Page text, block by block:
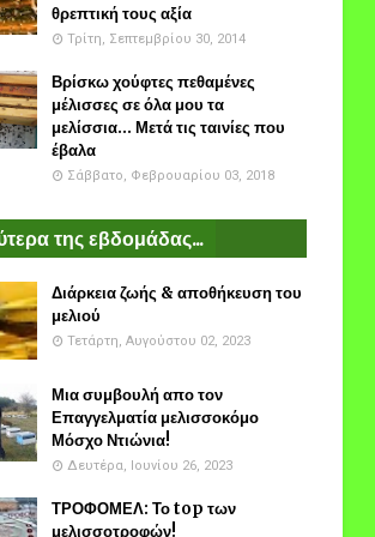
θρεπτική τους αξία
Τρίτη, Σεπτεμβρίου 30, 2014
Βρίσκω χούφτες πεθαμένες
μέλισσες σε όλα μου τα
μελίσσια... Μετά τις ταινίες που
έβαλα
Σάββατο, Φεβρουαρίου 03, 2018
της εβδομάδας...
Διάρκεια ζωής & αποθήκευση του
μελιού
Τετάρτη, Αυγούστου 02, 2023
Μια συμβουλή απο τον
Επαγγελματία μελισσοκόμο
Μόσχο Ντιώνια!
Δευτέρα, Ιουνίου 26, 2023
ΤΡΟΦΟΜΕΛ: Το top των
μελισσοτροφών!